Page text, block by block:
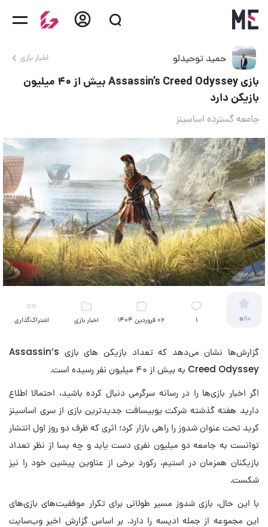
حمید توحیدلو اخبار بازی
بازی Assassin’s Creed Odyssey بیش از ۴۰ میلیون
بازیکن دارد
جامعه گسترده اساسینز
0/10 ۱ 06 فروردین 1404 اخبار بازی اشتراک‌گذاری
گزارش‌ها نشان می‌دهد که تعداد بازیکن های بازی Assassin’s
Creed Odyssey به بیش از ۴۰ میلیون نفر رسیده است.
اگر اخبار بازی‌ها را در رسانه سرگرمی دنبال کرده باشید، احتمالا اطلاع
دارید هفته گذشته شرکت یوبیسافت جدیدترین بازی از سری اساسینز
کرید تحت عنوان شدوز را راهی بازار کرد؛ اثری که ظرف دو روز اول انتشار
توانست به جامعه دو میلیون نفری دست یابد و چه بسا از نظر تعداد
بازیکنان همزمان در استیم، رکورد برخی از عناوین پیشین خود را نیز
شکست.
با این حال، بازی شدوز مسیر طولانی برای تکرار موفقیت‌های بازی‌های
این مجموعه از جمله ادیسه را دارد. بر اساس گزارش اخیر وب‌سایت